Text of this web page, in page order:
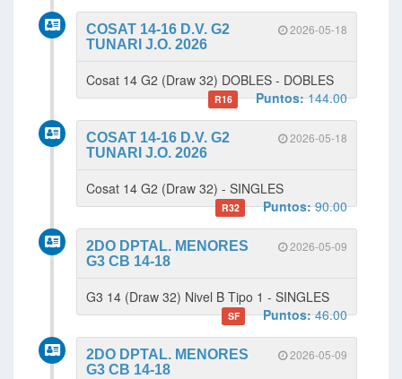
2026-05-18
COSAT 14-16 D.V. G2
TUNARI J.O. 2026
Cosat 14 G2 (Draw 32) DOBLES - DOBLES
R16 Puntos:144.00
2026-05-18
COSAT 14-16 D.V. G2
TUNARI J.O. 2026
Cosat 14 G2 (Draw 32) - SINGLES
R32 Puntos:90.00
2026-05-09
2DO DPTAL. MENORES
G3 CB 14-18
G3 14 (Draw 32) Nivel B Tipo 1 - SINGLES
SF Puntos:46.00
2026-05-09
2DO DPTAL. MENORES
G3 CB 14-18